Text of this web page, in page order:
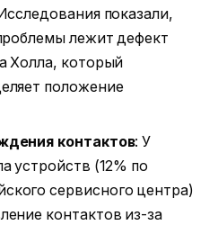
показали,
лежит дефект
Холла, который
положение
контактов: У
устройств (12% по
сервисного центра)
контактов из-за